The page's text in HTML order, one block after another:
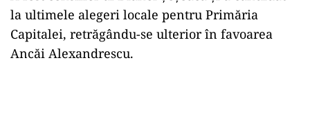
la ultimele alegeri locale pentru Primăria
Capitalei, retrăgându-se ulterior în favoarea
Ancăi Alexandrescu.